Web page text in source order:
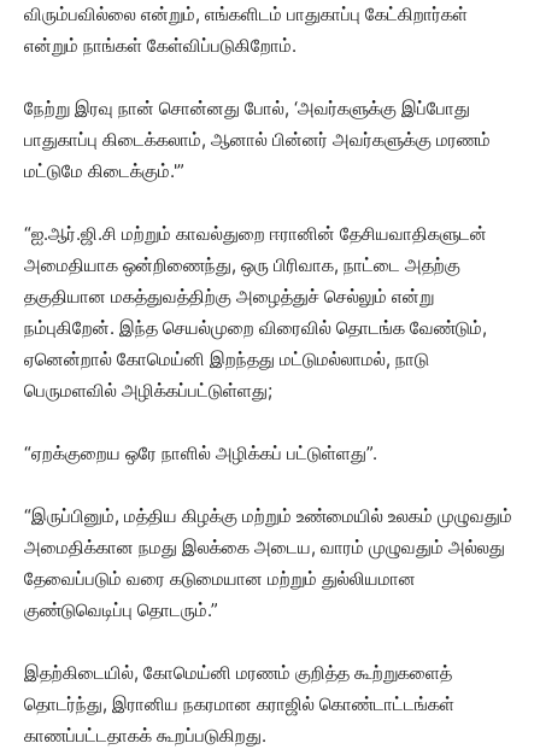
விரும்பவில்லை என்றும், எங்களிடம் பாதுகாப்பு கேட்கிறார்கள்
என்றும் நாங்கள் கேள்விப்படுகிறோம்.
நேற்று இரவு நான் சொன்னது போல், ‘அவர்களுக்கு இப்போது
பாதுகாப்பு கிடைக்கலாம், ஆனால் பின்னர் அவர்களுக்கு மரணம்
மட்டுமே கிடைக்கும்.'”
“ஐ.ஆர்.ஜி.சி மற்றும் காவல்துறை ஈரானின் தேசியவாதிகளுடன்
அமைதியாக ஒன்றிணைந்து, ஒரு பிரிவாக, நாட்டை அதற்கு
தகுதியான மகத்துவத்திற்கு அழைத்துச் செல்லும் என்று
நம்புகிறேன். இந்த செயல்முறை விரைவில் தொடங்க வேண்டும்,
ஏனென்றால் கோமெய்னி இறந்தது மட்டுமல்லாமல், நாடு
பெருமளவில் அழிக்கப்பட்டுள்ளது;
“ஏறக்குறைய ஒரே நாளில் அழிக்கப் பட்டுள்ளது”.
“இருப்பினும், மத்திய கிழக்கு மற்றும் உண்மையில் உலகம் முழுவதும்
அமைதிக்கான நமது இலக்கை அடைய, வாரம் முழுவதும் அல்லது
தேவைப்படும் வரை கடுமையான மற்றும் துல்லியமான
குண்டுவெடிப்பு தொடரும்.”
இதற்கிடையில், கோமெய்னி மரணம் குறித்த கூற்றுகளைத்
தொடர்ந்து, இரானிய நகரமான கராஜில் கொண்டாட்டங்கள்
காணப்பட்டதாகக் கூறப்படுகிறது.